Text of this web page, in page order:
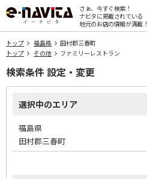
さぁ、今すぐ検索！
ナビタに掲載されている
地元のお店の情報が満載！
トップ 福島県
田村郡三春町
トップ
その他 ファミリーレストラン
検索条件 設定・変更
選択中のエリア
福島県
田村郡三春町